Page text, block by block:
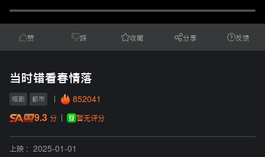
赞 踩 收藏 分享 反馈
当时错看春情落
短剧 都市 852041
9.3 分 暂无评分
上映 :
2025-01-01